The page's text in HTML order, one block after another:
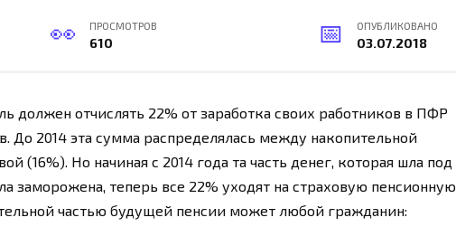
ПРОСМОТРОВ
610
ОПУБЛИКОВАНО
03.07.2018
должен отчислять 22% от заработка своих работников в ПФР
До 2014 эта сумма распределялась между накопительной
(16%). Но начиная с 2014 года та часть денег, которая шла под
заморожена, теперь все 22% уходят на страховую пенсионную
частью будущей пенсии может любой гражданин: